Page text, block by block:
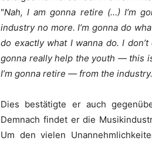
"Nah, I am gonna retire (…) I’m
industry no more. I’m gonna do
do exactly what I wanna do. I
gonna really help the youth — this
I’m gonna retire — from the industry.
Dies bestätigte er auch
Demnach findet er die
Um den vielen